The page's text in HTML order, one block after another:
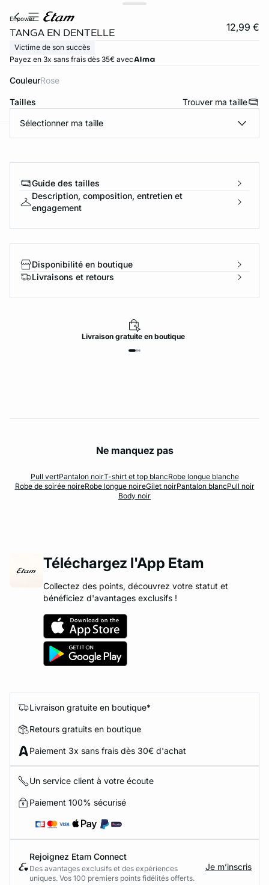
enpower
TANGA EN DENTELLE 12,99 €
Victime de son succès
Payez en 3x sans frais dès 35€ avec
Couleur rose
Tailles Trouver ma taille
Sélectionner ma taille
Guide des tailles
Description, composition, entretien et
engagement
Disponibilité en boutique
Livraisons et retours
Livraisongratuiteen boutique
Ne manquez pas
Pull vertPantalon noirT-shirt et top blancRobe longue blanche
Robe de soirée noireRobe longue noireGilet noirPantalon blancPull noir
Body noir
Téléchargez l'App Etam
Collectez des points, découvrez votre statut et
bénéficiez d'avantages exclusifs !
Livraison gratuite en boutique*
Retours gratuits en boutique
Paiement 3x sans frais dès 30€ d'achat
Un service client à votre écoute
Paiement 100% sécurisé
Rejoignez Etam Connect
Des avantages exclusifs et des expériences
uniques. Vos 100 premiers points fidélités offerts.
Je m’inscris